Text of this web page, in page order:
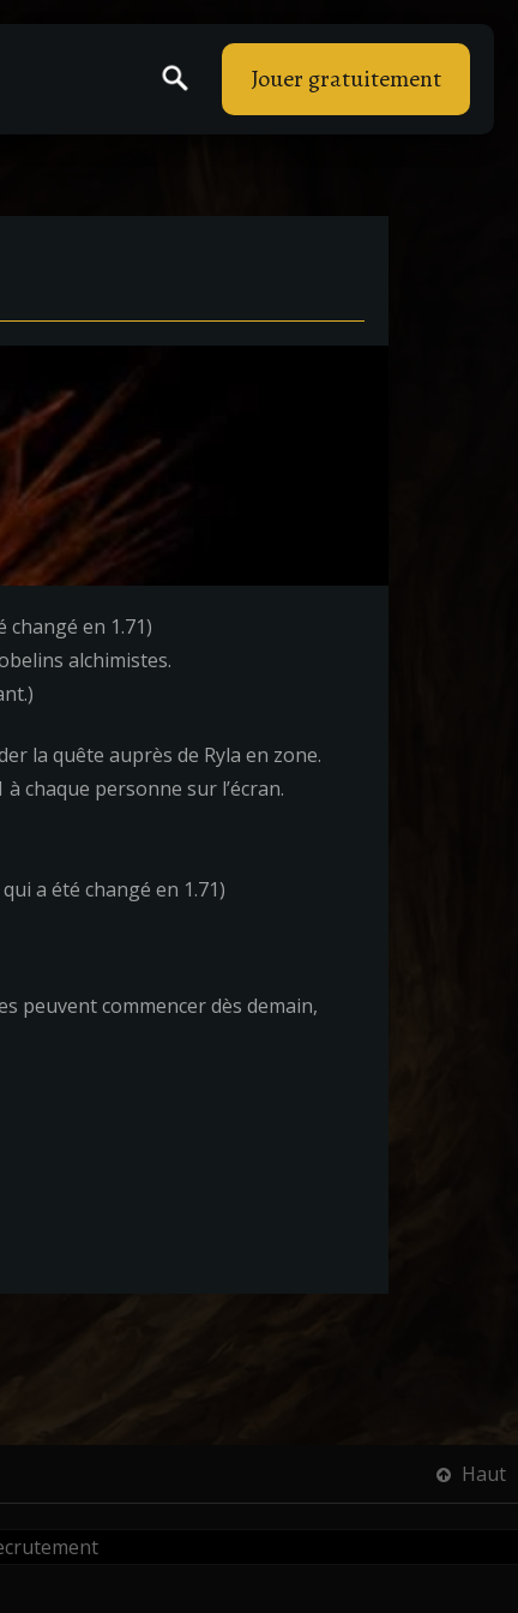
Jouer gratuitement
changé en 1.71)
alchimistes.
la quête auprès de Ryla en zone.
chaque personne sur l’écran.
a été changé en 1.71)
peuvent commencer dès demain,
Haut